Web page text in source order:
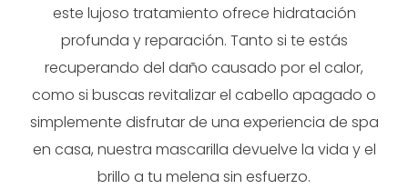
este lujoso tratamiento ofrece hidratación
profunda y reparación. Tanto si te estás
recuperando del daño causado por el calor,
como si buscas revitalizar el cabello apagado o
simplemente disfrutar de una experiencia de spa
en casa, nuestra mascarilla devuelve la vida y el
brillo a tu melena sin esfuerzo.